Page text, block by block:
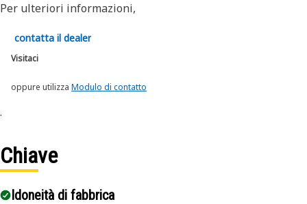
Per ulteriori informazioni,
contatta il dealer
Visitaci
oppure utilizza Modulo di contatto
.
Chiave
Idoneità di fabbrica